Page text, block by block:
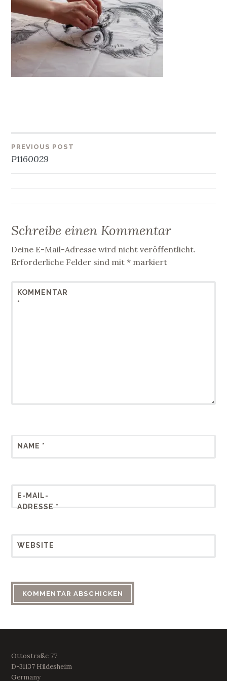
Beitragsnavigation
PREVIOUS POST
P1160029
Schreibe einen Kommentar
Deine E-Mail-Adresse wird nicht veröffentlicht.
Erforderliche Felder sind mit* markiert
KOMMENTAR
*
NAME *
E-MAIL-
ADRESSE *
WEBSITE
Ottostraße 77
D-31137 Hildesheim
Germany